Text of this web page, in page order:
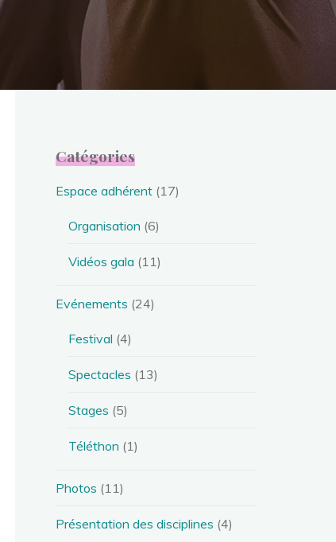
Catégories
Espace adhérent (17)
Organisation (6)
Vidéos gala (11)
Evénements (24)
Festival (4)
Spectacles (13)
Stages (5)
Téléthon (1)
Photos (11)
Présentation des disciplines (4)